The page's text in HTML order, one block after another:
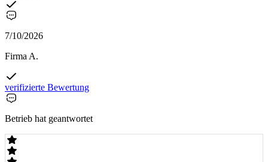
7/10/2026
Firma A.
verifizierte Bewertung
Betrieb hat geantwortet